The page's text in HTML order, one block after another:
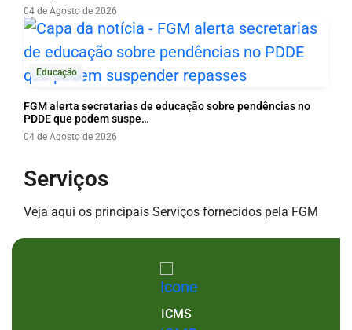
04 de Agosto de 2026
Educação
FGM alerta secretarias de educação sobre pendências no
PDDE que podem suspe…
04 de Agosto de 2026
Seção de Serviços
Serviços
Veja aqui os principais Serviços fornecidos pela FGM
ICMS